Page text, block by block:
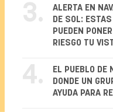
3.
ALERTA EN
DE SOL:
PUEDEN
RIESGO TU
4.
EL PUEBLO DE
DONDE UN
AYUDA PARA